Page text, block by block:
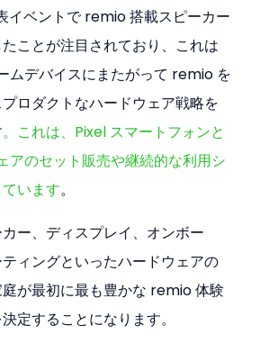
イベントで remio 搭載スピーカー
ことが注目されており、これは
ムデバイスにまたがって remio を
ロダクトなハードウェア戦略を
。これは、Pixel スマートフォンと
アのセット販売や継続的な利用シ
います。
ー、ディスプレイ、オンボー
ティングといったハードウェアの
が最初に最も豊かな remio 体験
定することになります。